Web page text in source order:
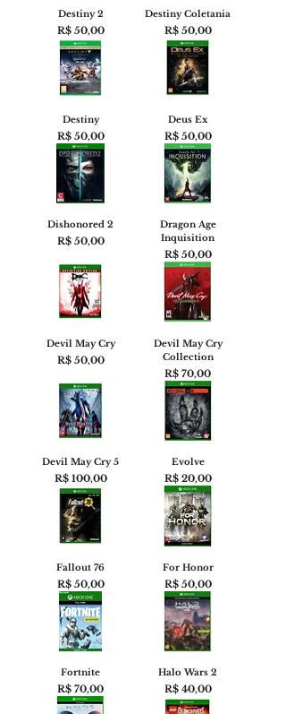
Destiny 2
Preço
R$ 50,00
Destiny Coletania
Preço
R$ 50,00
Destiny
Preço
R$ 50,00
Deus Ex
Preço
R$ 50,00
Dishonored 2
Preço
R$ 50,00
Dragon Age
Inquisition
Preço
R$ 50,00
Devil May Cry
Preço
R$ 50,00
Devil May Cry
Collection
Preço
R$ 70,00
Devil May Cry 5
Preço
R$ 100,00
Evolve
Preço
R$ 20,00
Fallout 76
Preço
R$ 50,00
For Honor
Preço
R$ 50,00
Fortnite
Preço
R$ 70,00
Halo Wars 2
Preço
R$ 40,00